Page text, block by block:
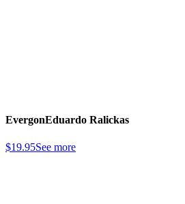
EvergonEduardo Ralickas
$19.95See more